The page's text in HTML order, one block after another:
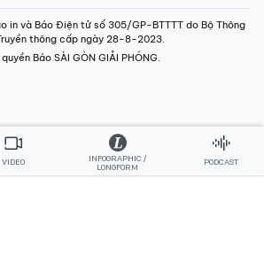
in và Báo Điện tử số 305/GP-BTTTT do Bộ Thông
thông cấp ngày 28-8-2023.
Báo SÀI GÒN GIẢI PHÓNG.
VIDEO
INFOGRAPHIC /
LONGFORM
PODCAST